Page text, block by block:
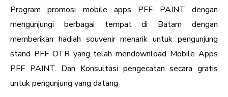
Program promosi mobile apps PFF PAINT dengan
mengunjungi berbagai tempat di Batam dengan
memberikan hadiah souvenir menarik untuk pengunjung
stand PFF OTR yang telah mendownload Mobile Apps
PFF PAINT. Dan Konsultasi pengecatan secara gratis
untuk pengunjung yang datang